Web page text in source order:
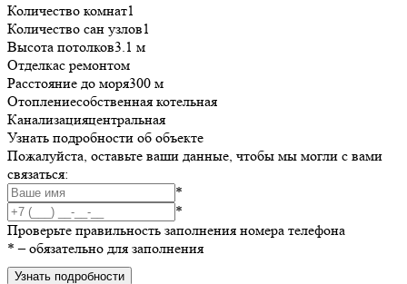
Количество комнат1
Количество сан узлов1
Высота потолков3.1 м
Отделкас ремонтом
Расстояние до моря300 м
Отоплениесобственная котельная
Канализацияцентральная
Узнать подробности об объекте
Пожалуйста, оставьте ваши данные, чтобы мы могли с вами
связаться:
*
*
Проверьте правильность заполнения номера телефона
* – обязательно для заполнения
Узнать подробности